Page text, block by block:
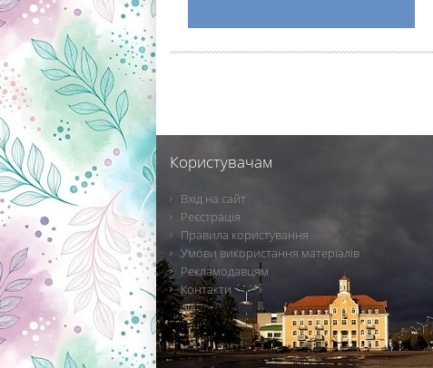
Користувачам
Вхід на сайт
Реєстрація
Правила користування
Умови використання матеріалів
Рекламодавцям
Контакти